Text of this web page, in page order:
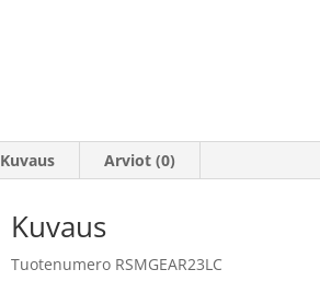
Kuvaus Arviot (0)
Kuvaus
Tuotenumero RSMGEAR23LC